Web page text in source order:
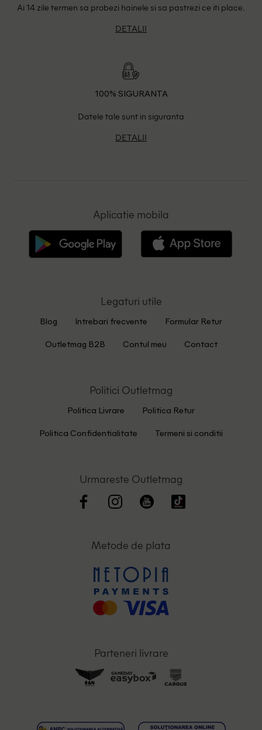
Ai 14 zile termen sa probezi hainele si sa pastrezi ce iti place.
DETALII
100% SIGURANTA
Datele tale sunt in siguranta
DETALII
Aplicatie mobila
Legaturi utile
Blog Intrebari frecvente Formular Retur
Outletmag B2B Contul meu Contact
Politici Outletmag
Politica Livrare Politica Retur
Politica Confidentialitate Termeni si conditii
Urmareste Outletmag
Metode de plata
Parteneri livrare